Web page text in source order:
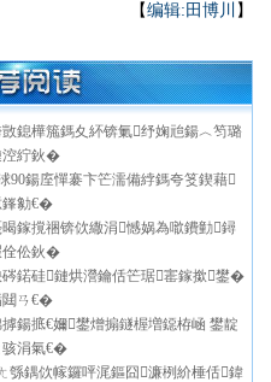
【编辑:田博川 】
鎴樺箷鎷夊紑锛氭纾婅兘鍚︿笉璐
涳紵鈥�
90鍚庢憚褰卞笀濡備綍鎷夸笅鍥藉
鎽勨€�
鎵撹祵锛佽繖涓憾娲為噷鐨勭鐞
佺伀鈥�
硶鍩硅鏈烘瀯鑰佸笀琚寚鎵撳鐢�
閮ㄢ€�
鍚掋€嬭鐢熷搧鐩楃増鐚栫崡 鐢靛
骇涓氣€�
綔鍝佽幏鑼呯浘鏂囧濂栵紒棰佸鍏